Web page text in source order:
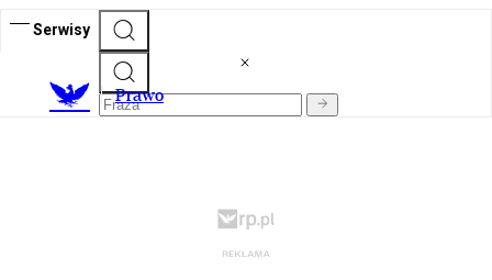
Serwisy
Prawo